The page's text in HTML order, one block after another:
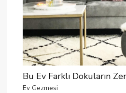
Bu Ev Farklı Dokuların
Ev Gezmesi